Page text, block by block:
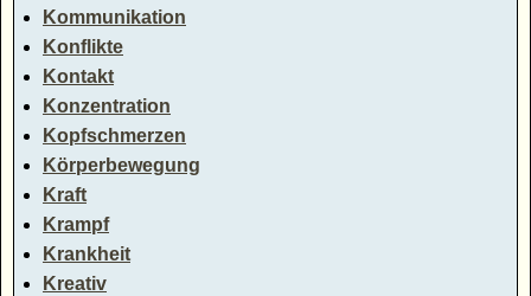
Kommunikation
Konflikte
Kontakt
Konzentration
Kopfschmerzen
Körperbewegung
Kraft
Krampf
Krankheit
Kreativ